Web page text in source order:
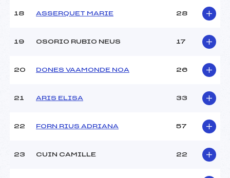
18 ASSERQUET MARIE 28
19 OSORIO RUBIO NEUS 17
20 DONES VAAMONDE NOA 26
21 ARIS ELISA 33
22 FORN RIUS ADRIANA 57
23 CUIN CAMILLE 22